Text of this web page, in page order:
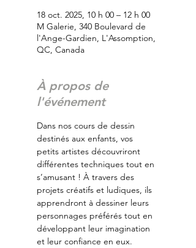
18 oct. 2025, 10 h 00 – 12 h 00
M Galerie, 340 Boulevard de
l'Ange-Gardien, L'Assomption,
QC, Canada
À propos de
l'événement
Dans nos cours de dessin
destinés aux enfants, vos
petits artistes découvriront
différentes techniques tout en
s’amusant ! À travers des
projets créatifs et ludiques, ils
apprendront à dessiner leurs
personnages préférés tout en
développant leur imagination
et leur confiance en eux.